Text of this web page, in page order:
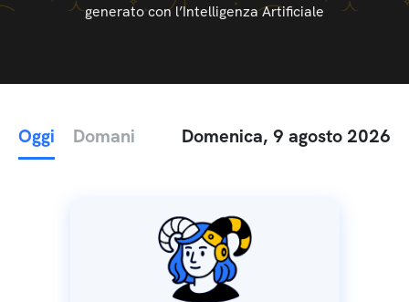
generato con l’Intelligenza Artificiale
Oggi Domani Domenica, 9 agosto 2026